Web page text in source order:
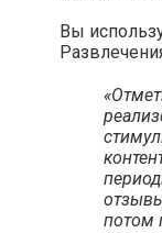
Вы
потом